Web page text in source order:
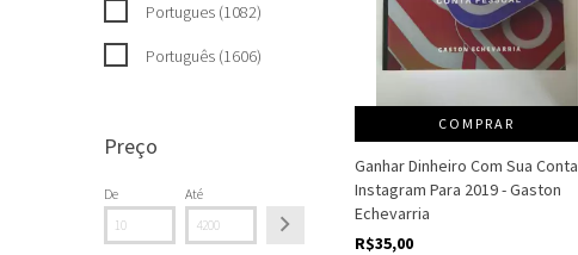
Portugues (1082)
Português (1606)
Preço
De Até
COMPRAR
Ganhar Dinheiro Com Sua Conta
Instagram Para 2019 - Gaston
Echevarria
R$35,00